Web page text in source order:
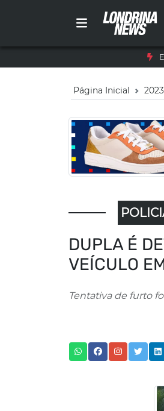
Página Inicial 2023
DUPLA É
VEÍCULO
Tentativa de furto